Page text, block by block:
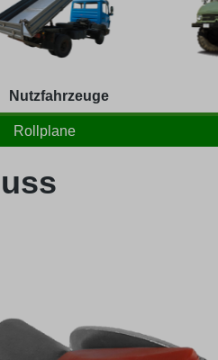
Nutzfahrzeuge
Rollplane